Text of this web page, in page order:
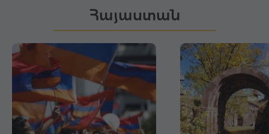
Հայաստան